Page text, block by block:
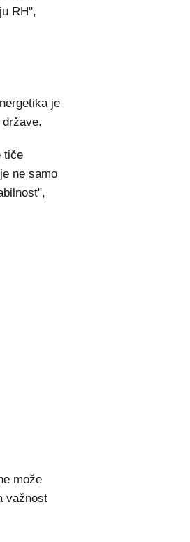
RH",
je
tiče
ne samo
može
važnost